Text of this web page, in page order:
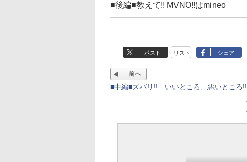
■後編■教えて!! MVNO!!はmineo
ポスト リスト シェア
前へ
■中編■ズバリ!! いいところ、悪いところ!!